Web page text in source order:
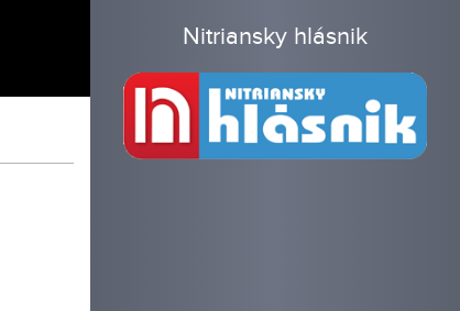
Nitriansky hlásnik